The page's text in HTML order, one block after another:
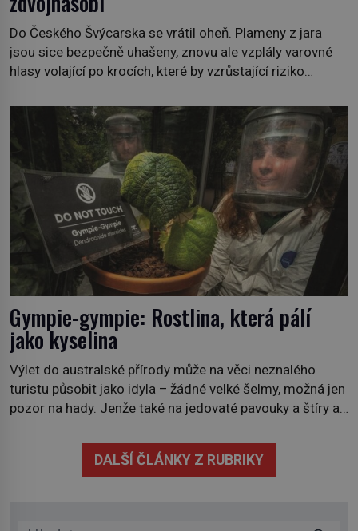
Do Českého Švýcarska se vrátil oheň. Plameny z jara
jsou sice bezpečně uhašeny, znovu ale vzplály varovné
hlasy volající po krocích, které by vzrůstající riziko
požáry už nejsou problémem pouze vzdáleného
Středomoří. S oteplujícím se klimatem, vysušenou
krajinou a desetiletími lidských zásahů se z nich stává
nový evropský normál […]
Gympie-gympie: Rostlina, která pálí
jako kyselina
Výlet do australské přírody může na věci neznalého
turistu působit jako idyla – žádné velké šelmy, možná jen
pozor na hady. Jenže také na jedovaté pavouky a štíry a
Stačí letmý dotyk a ozve se pronikavá bolest, která
přetrvává i týdny. Nenápadný tento […]
DALŠÍ ČLÁNKY Z RUBRIKY